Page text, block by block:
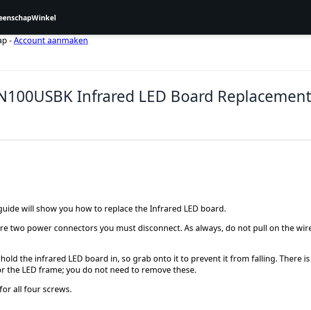
Winkel
-Account aanmaken
Infrared LED Board Replacement
will show you how to replace the Infrared LED board.
two power connectors you must disconnect. As always, do not pull on the
the infrared LED board in, so grab onto it to prevent it from falling. There is
LED frame; you do not need to remove these.
all four screws.